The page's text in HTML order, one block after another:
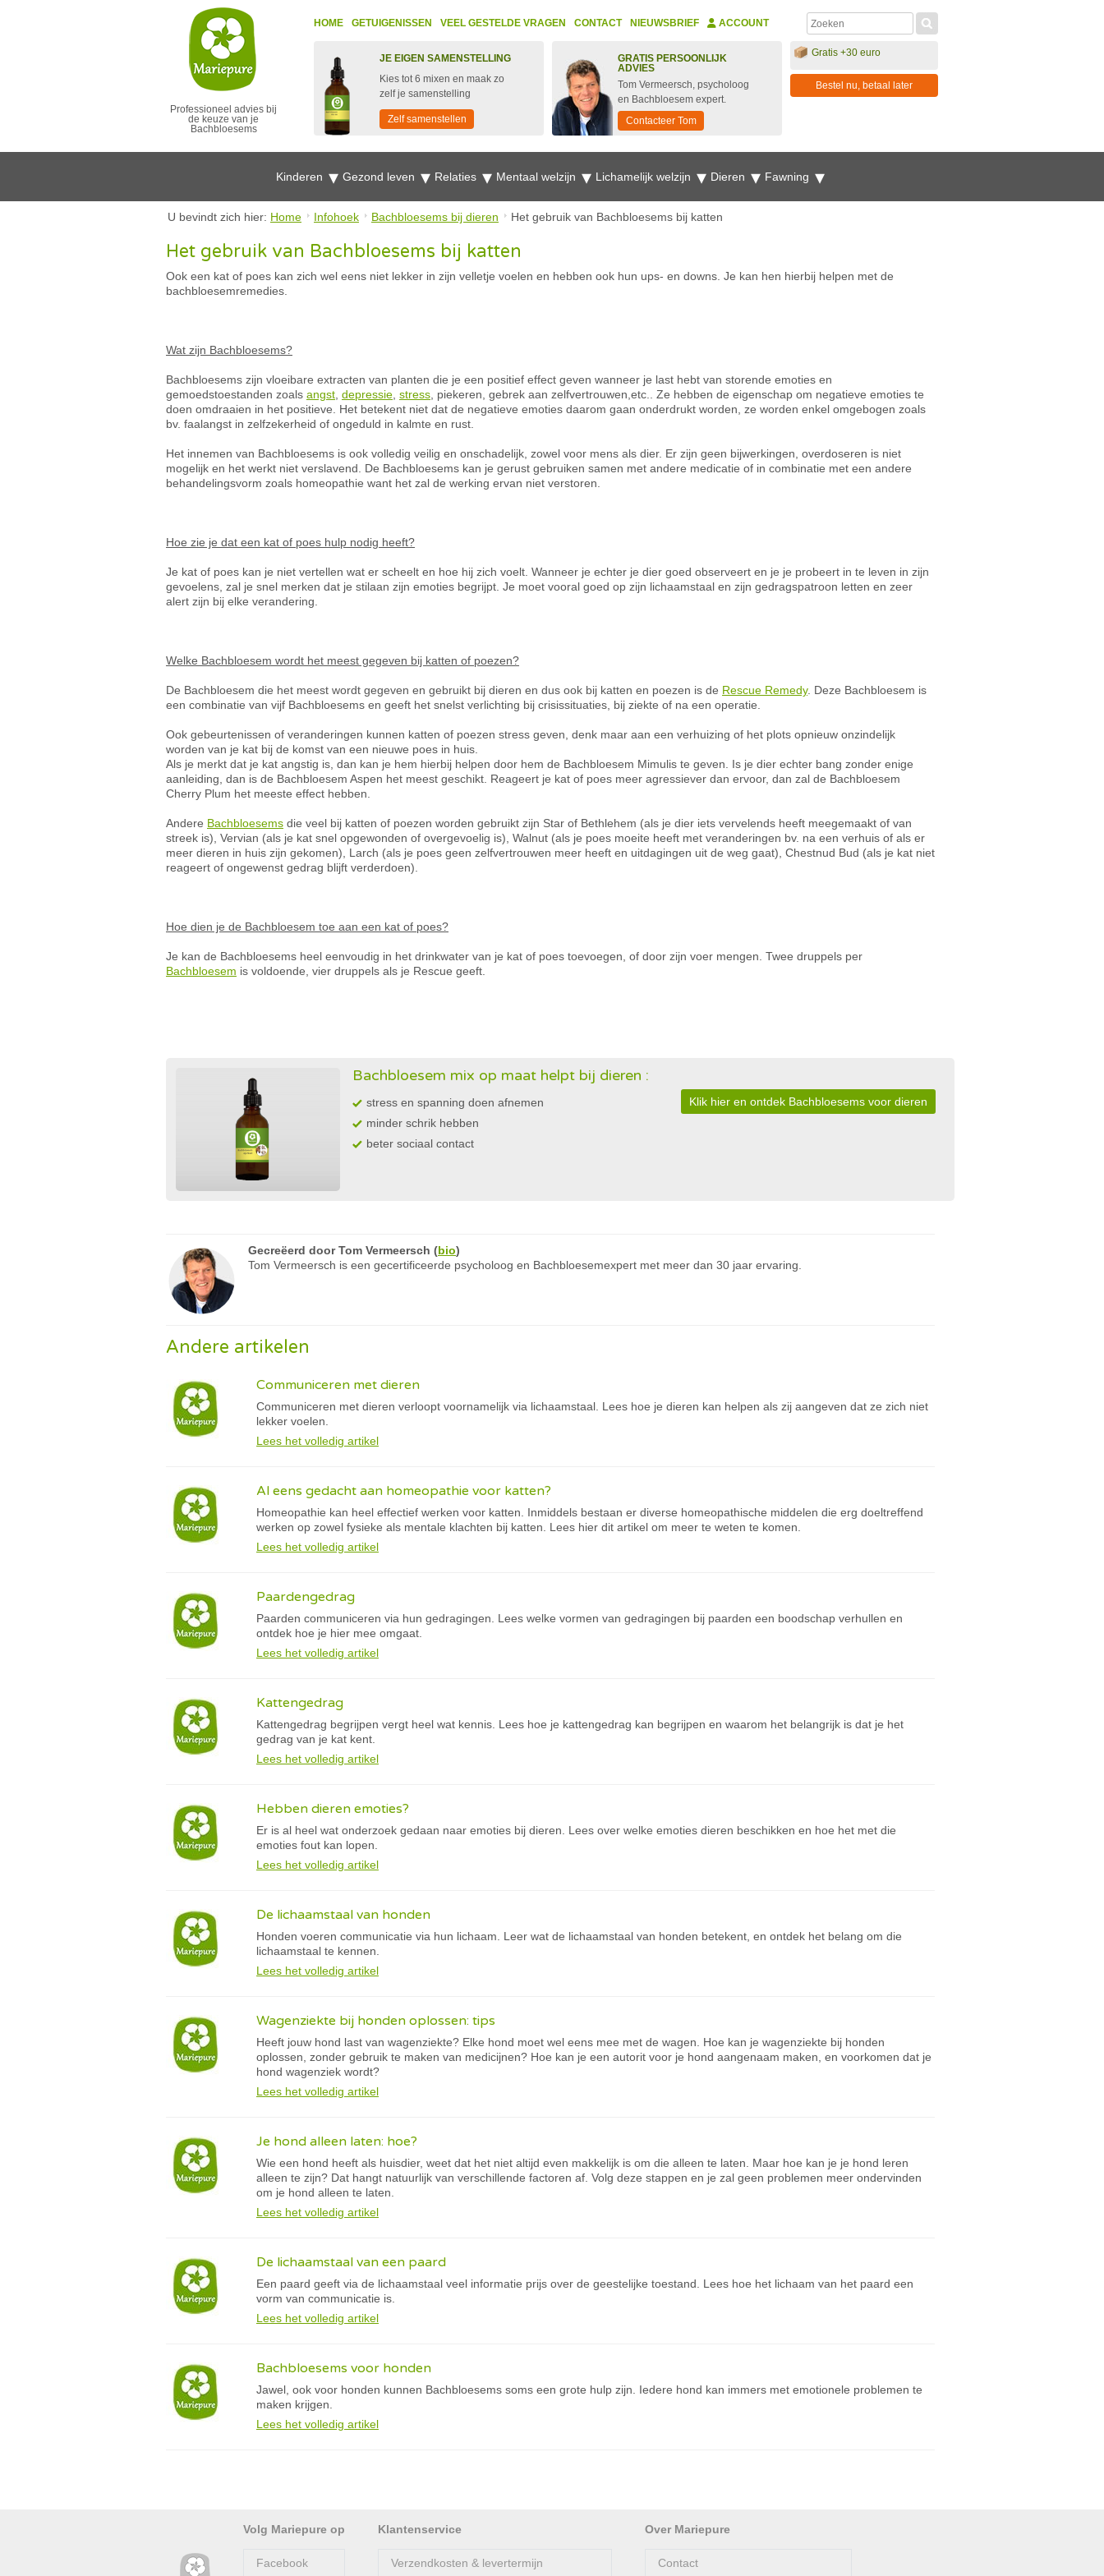
Professioneel advies bij
de keuze van je
Bachbloesems
HOME GETUIGENISSEN VEEL GESTELDE VRAGEN CONTACT NIEUWSBRIEF ACCOUNT
JE EIGEN SAMENSTELLING
Kies tot 6 mixen en maak zo
zelf je samenstelling
Zelf samenstellen
GRATIS PERSOONLIJK
ADVIES
Tom Vermeersch, psycholoog
en Bachbloesem expert.
Contacteer Tom
Gratis +30 euro
Bestel nu, betaal later
Kinderen Gezond leven Relaties Mentaal welzijn Lichamelijk welzijn Dieren Fawning
U bevindt zich hier: Home Infohoek Bachbloesems bij dieren Het gebruik van Bachbloesems bij katten
Het gebruik van Bachbloesems bij katten
Ook een kat of poes kan zich wel eens niet lekker in zijn velletje voelen en hebben ook hun ups- en downs. Je kan hen hierbij helpen met de
bachbloesemremedies.
Wat zijn Bachbloesems?
Bachbloesems zijn vloeibare extracten van planten die je een positief effect geven wanneer je last hebt van storende emoties en
gemoedstoestanden zoals angst depressie stress , piekeren, gebrek aan zelfvertrouwen,etc.. Ze hebben de eigenschap om negatieve emoties te
doen omdraaien in het positieve. Het betekent niet dat de negatieve emoties daarom gaan onderdrukt worden, ze worden enkel omgebogen zoals
bv. faalangst in zelfzekerheid of ongeduld in kalmte en rust.
Het innemen van Bachbloesems is ook volledig veilig en onschadelijk, zowel voor mens als dier. Er zijn geen bijwerkingen, overdoseren is niet
mogelijk en het werkt niet verslavend. De Bachbloesems kan je gerust gebruiken samen met andere medicatie of in combinatie met een andere
behandelingsvorm zoals homeopathie want het zal de werking ervan niet verstoren.
Hoe zie je dat een kat of poes hulp nodig heeft?
Je kat of poes kan je niet vertellen wat er scheelt en hoe hij zich voelt. Wanneer je echter je dier goed observeert en je je probeert in te leven in zijn
gevoelens, zal je snel merken dat je stilaan zijn emoties begrijpt. Je moet vooral goed op zijn lichaamstaal en zijn gedragspatroon letten en zeer
alert zijn bij elke verandering.
Welke Bachbloesem wordt het meest gegeven bij katten of poezen?
De Bachbloesem die het meest wordt gegeven en gebruikt bij dieren en dus ook bij katten en poezen is de Rescue Remedy. Deze Bachbloesem is
een combinatie van vijf Bachbloesems en geeft het snelst verlichting bij crisissituaties, bij ziekte of na een operatie.
Ook gebeurtenissen of veranderingen kunnen katten of poezen stress geven, denk maar aan een verhuizing of het plots opnieuw onzindelijk
worden van je kat bij de komst van een nieuwe poes in huis.
Als je merkt dat je kat angstig is, dan kan je hem hierbij helpen door hem de Bachbloesem Mimulis te geven. Is je dier echter bang zonder enige
aanleiding, dan is de Bachbloesem Aspen het meest geschikt. Reageert je kat of poes meer agressiever dan ervoor, dan zal de Bachbloesem
Cherry Plum het meeste effect hebben.
Andere Bachbloesems die veel bij katten of poezen worden gebruikt zijn Star of Bethlehem (als je dier iets vervelends heeft meegemaakt of van
streek is), Vervian (als je kat snel opgewonden of overgevoelig is), Walnut (als je poes moeite heeft met veranderingen bv. na een verhuis of als er
meer dieren in huis zijn gekomen), Larch (als je poes geen zelfvertrouwen meer heeft en uitdagingen uit de weg gaat), Chestnud Bud (als je kat niet
reageert of ongewenst gedrag blijft verderdoen).
Hoe dien je de Bachbloesem toe aan een kat of poes?
Je kan de Bachbloesems heel eenvoudig in het drinkwater van je kat of poes toevoegen, of door zijn voer mengen. Twee druppels per
Bachbloesem is voldoende, vier druppels als je Rescue geeft.
Bachbloesem mix op maat helpt bij dieren :
stress en spanning doen afnemen
minder schrik hebben
beter sociaal contact
Klik hier en ontdek Bachbloesems voor dieren
Gecreëerd doorTom Vermeersch (bio)
Tom Vermeersch is een gecertificeerde psycholoog en Bachbloesemexpert met meer dan 30 jaar ervaring.
Andere artikelen
Communiceren met dieren
Communiceren met dieren verloopt voornamelijk via lichaamstaal. Lees hoe je dieren kan helpen als zij aangeven dat ze zich niet
lekker voelen.
Lees het volledig artikel
Al eens gedacht aan homeopathie voor katten?
Homeopathie kan heel effectief werken voor katten. Inmiddels bestaan er diverse homeopathische middelen die erg doeltreffend
werken op zowel fysieke als mentale klachten bij katten. Lees hier dit artikel om meer te weten te komen.
Lees het volledig artikel
Paardengedrag
Paarden communiceren via hun gedragingen. Lees welke vormen van gedragingen bij paarden een boodschap verhullen en
ontdek hoe je hier mee omgaat.
Lees het volledig artikel
Kattengedrag
Kattengedrag begrijpen vergt heel wat kennis. Lees hoe je kattengedrag kan begrijpen en waarom het belangrijk is dat je het
gedrag van je kat kent.
Lees het volledig artikel
Hebben dieren emoties?
Er is al heel wat onderzoek gedaan naar emoties bij dieren. Lees over welke emoties dieren beschikken en hoe het met die
emoties fout kan lopen.
Lees het volledig artikel
De lichaamstaal van honden
Honden voeren communicatie via hun lichaam. Leer wat de lichaamstaal van honden betekent, en ontdek het belang om die
lichaamstaal te kennen.
Lees het volledig artikel
Wagenziekte bij honden oplossen: tips
Heeft jouw hond last van wagenziekte? Elke hond moet wel eens mee met de wagen. Hoe kan je wagenziekte bij honden
oplossen, zonder gebruik te maken van medicijnen? Hoe kan je een autorit voor je hond aangenaam maken, en voorkomen dat je
hond wagenziek wordt?
Lees het volledig artikel
Je hond alleen laten: hoe?
Wie een hond heeft als huisdier, weet dat het niet altijd even makkelijk is om die alleen te laten. Maar hoe kan je je hond leren
alleen te zijn? Dat hangt natuurlijk van verschillende factoren af. Volg deze stappen en je zal geen problemen meer ondervinden
om je hond alleen te laten.
Lees het volledig artikel
De lichaamstaal van een paard
Een paard geeft via de lichaamstaal veel informatie prijs over de geestelijke toestand. Lees hoe het lichaam van het paard een
vorm van communicatie is.
Lees het volledig artikel
Bachbloesems voor honden
Jawel, ook voor honden kunnen Bachbloesems soms een grote hulp zijn. Iedere hond kan immers met emotionele problemen te
maken krijgen.
Lees het volledig artikel
Volg Mariepure op
Facebook
Klantenservice
Verzendkosten & levertermijn
Over Mariepure
Contact